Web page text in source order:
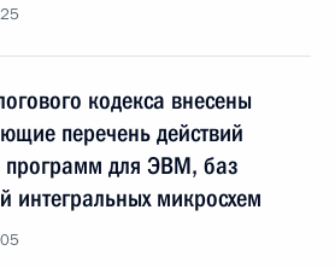
кодекса внесены
перечень действий
программ для ЭВМ, баз
интегральных микросхем